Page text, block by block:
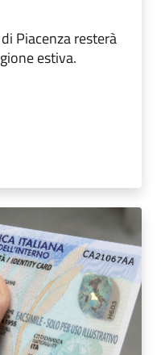
Piacenza resterà
estiva.